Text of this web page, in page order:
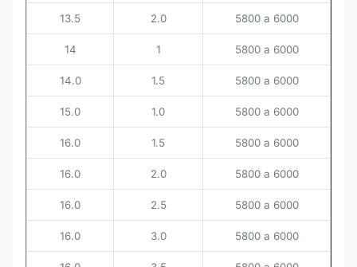
13.5 2.0 5800 a 6000
14 1 5800 a 6000
14.0 1.5 5800 a 6000
15.0 1.0 5800 a 6000
16.0 1.5 5800 a 6000
16.0 2.0 5800 a 6000
16.0 2.5 5800 a 6000
16.0 3.0 5800 a 6000